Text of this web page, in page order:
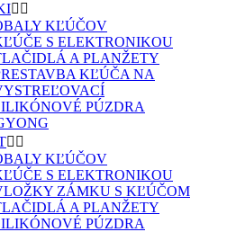
 
KĽÚČOV
S ELEKTRONIKOU
A PLANŽETY
KĽÚČA NA
PÚZDRA
 
KĽÚČOV
S ELEKTRONIKOU
ZÁMKU S KĽÚČOM
A PLANŽETY
PÚZDRA